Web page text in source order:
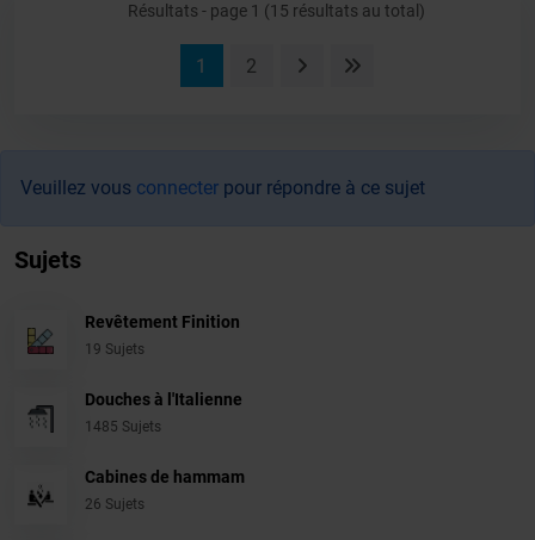
Résultats - page 1 (15 résultats au total)
1 2
Veuillez vous connecter pour répondre à ce sujet
Sujets
Revêtement Finition
19 Sujets
Douches à l'Italienne
1485 Sujets
Cabines de hammam
26 Sujets